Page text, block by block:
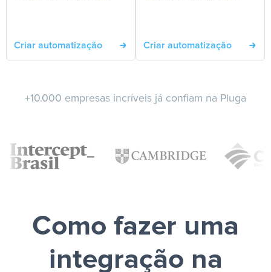
Criar automatização Criar automatização
+10.000 empresas incríveis já confiam na Pluga
Como fazer uma
integração na